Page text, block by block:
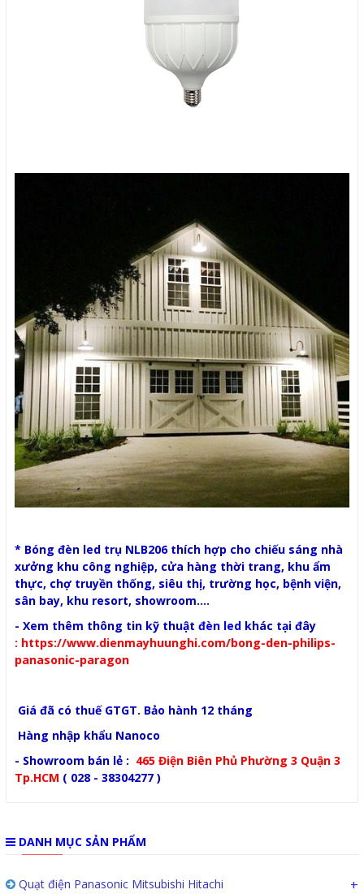
* Bóng đèn led trụ NLB206 thích hợp cho chiếu sáng nhà
xưởng khu công nghiệp, cửa hàng thời trang, khu ẩm
thực, chợ truyền thống, siêu thị, trường học, bệnh viện,
sân bay, khu resort, showroom....
- Xem thêm thông tin kỹ thuật đèn led khác tại đây
: https://www.dienmayhuunghi.com/bong-den-philips-
panasonic-paragon
Giá đã có thuế GTGT. Bảo hành 12 tháng
Hàng nhập khẩu Nanoco
- Showroom bán lẻ : 465 Điện Biên Phủ Phường 3 Quận 3
Tp.HCM ( 028 - 38304277 )
DANH MỤC SẢN PHẨM
Quạt điện Panasonic Mitsubishi Hitachi +